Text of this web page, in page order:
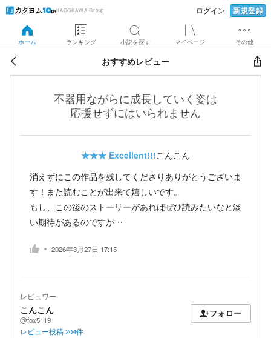
KADOKAWA Group ログイン 新規登録
ホーム ランキング 小説を探す マイページ その他
おすすめレビュー
不器用ながらに成長していく姿は
応援せずにはいられません
★★★ Excellent!!!こんこん
消えずにこの作品を残してくださりありがとうございま
す！また読むことが出来て嬉しいです。
もし、この後のストーリーがあればぜひ読みたいなと淡
い期待があるのですが…
2026年3月27日 17:15
レビュワー
こんこん
@fox5119
フォロー
レビュー投稿204件